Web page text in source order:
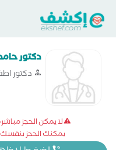
دكتور
دكتور
لا يمكن الحجز
يمكنك الحجز بنفسك